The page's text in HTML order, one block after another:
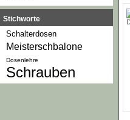
Stichworte
Schalterdosen
Meisterschbalone
Dosenlehre
Schrauben